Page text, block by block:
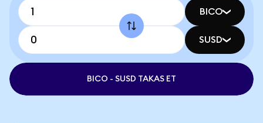
BICO
SUSD
BICO - SUSD TAKAS ET